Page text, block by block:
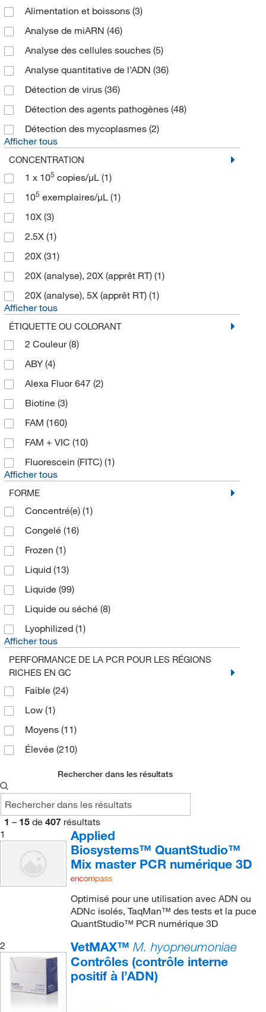
Alimentation et boissons (3)
Analyse de miARN (46)
Analyse des cellules souches (5)
Analyse quantitative de l’ADN (36)
Détection de virus (36)
Détection des agents pathogènes (48)
Détection des mycoplasmes (2)
Afficher tous
CONCENTRATION
1 x 105 copies/μL (1)
105 exemplaires/μL (1)
10X (3)
2.5X (1)
20X (31)
20X (analyse), 20X (apprêt RT) (1)
20X (analyse), 5X (apprêt RT) (1)
Afficher tous
ÉTIQUETTE OU COLORANT
2 Couleur(8)
ABY (4)
Alexa Fluor 647 (2)
Biotine (3)
FAM (160)
FAM + VIC (10)
Fluorescein (FITC) (1)
Afficher tous
FORME
Concentré(e) (1)
Congelé (16)
Frozen (1)
Liquid (13)
Liquide (99)
Liquide ou séché (8)
Lyophilized (1)
Afficher tous
PERFORMANCE DE LA PCR POUR LES RÉGIONS
RICHES EN GC
Faible (24)
Low (1)
Moyens (11)
Élevée (210)
Rechercher dans les résultats
1 – 15 de 407 résultats
1
Applied
Biosystems™ QuantStudio™
Mix master PCR numérique 3D
Optimisé pour une utilisation avec ADN ou
ADNc isolés, TaqMan™ des tests et la puce
QuantStudio™ PCR numérique 3D
2
VetMAX™ M. hyopneumoniae
Contrôles (contrôle interne
positif à l’ADN)